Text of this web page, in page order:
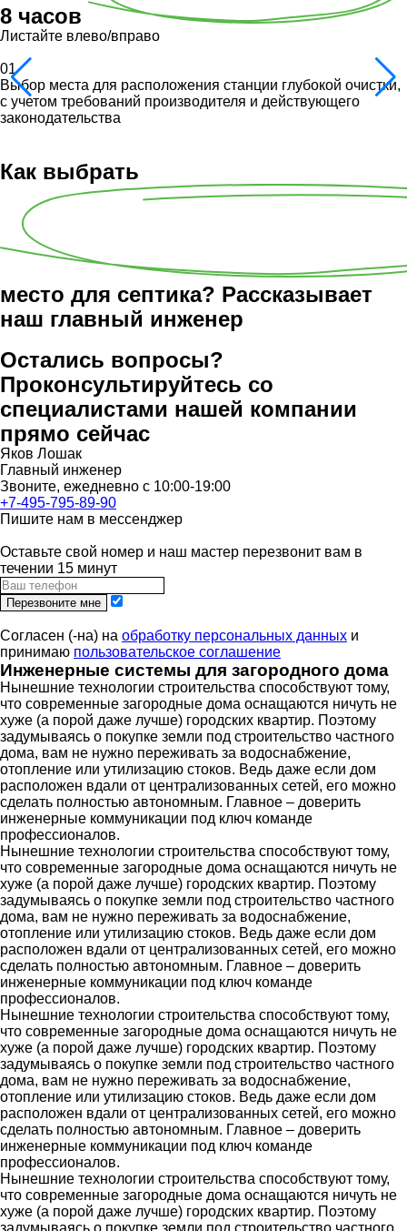
8 часов
Листайте влево/вправо
01
Выбор места для расположения станции глубокой очистки,
с учетом требований производителя и действующего
законодательства
Как выбрать
место для септика? Рассказывает
наш главный инженер
Остались вопросы?
Проконсультируйтесь со
специалистами нашей компании
прямо сейчас
Яков Лошак
Главный инженер
Звоните, ежедневно с 10:00-19:00
+7-495-795-89-90
Пишите нам в мессенджер
Оставьте свой номер и наш мастер перезвонит вам в
течении 15 минут
Перезвоните мне
Согласен (-на) на обработку персональных данных и
принимаю пользовательское соглашение
Инженерные системы для загородного дома
Нынешние технологии строительства способствуют тому,
что современные загородные дома оснащаются ничуть не
хуже (а порой даже лучше) городских квартир. Поэтому
задумываясь о покупке земли под строительство частного
дома, вам не нужно переживать за водоснабжение,
отопление или утилизацию стоков. Ведь даже если дом
расположен вдали от централизованных сетей, его можно
сделать полностью автономным. Главное – доверить
инженерные коммуникации под ключ команде
профессионалов.
Нынешние технологии строительства способствуют тому,
что современные загородные дома оснащаются ничуть не
хуже (а порой даже лучше) городских квартир. Поэтому
задумываясь о покупке земли под строительство частного
дома, вам не нужно переживать за водоснабжение,
отопление или утилизацию стоков. Ведь даже если дом
расположен вдали от централизованных сетей, его можно
сделать полностью автономным. Главное – доверить
инженерные коммуникации под ключ команде
профессионалов.
Нынешние технологии строительства способствуют тому,
что современные загородные дома оснащаются ничуть не
хуже (а порой даже лучше) городских квартир. Поэтому
задумываясь о покупке земли под строительство частного
дома, вам не нужно переживать за водоснабжение,
отопление или утилизацию стоков. Ведь даже если дом
расположен вдали от централизованных сетей, его можно
сделать полностью автономным. Главное – доверить
инженерные коммуникации под ключ команде
профессионалов.
Нынешние технологии строительства способствуют тому,
что современные загородные дома оснащаются ничуть не
хуже (а порой даже лучше) городских квартир. Поэтому